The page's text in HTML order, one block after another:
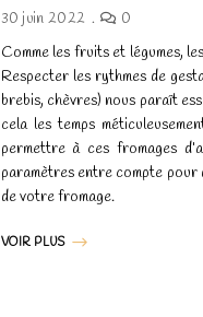
30 juin 2022 0
Comme les fruits et légumes,
Respecter les rythmes de
brebis, chèvres) nous paraît
cela les temps
permettre à ces fromages
paramètres entre compte pour
de votre fromage.
VOIR PLUS